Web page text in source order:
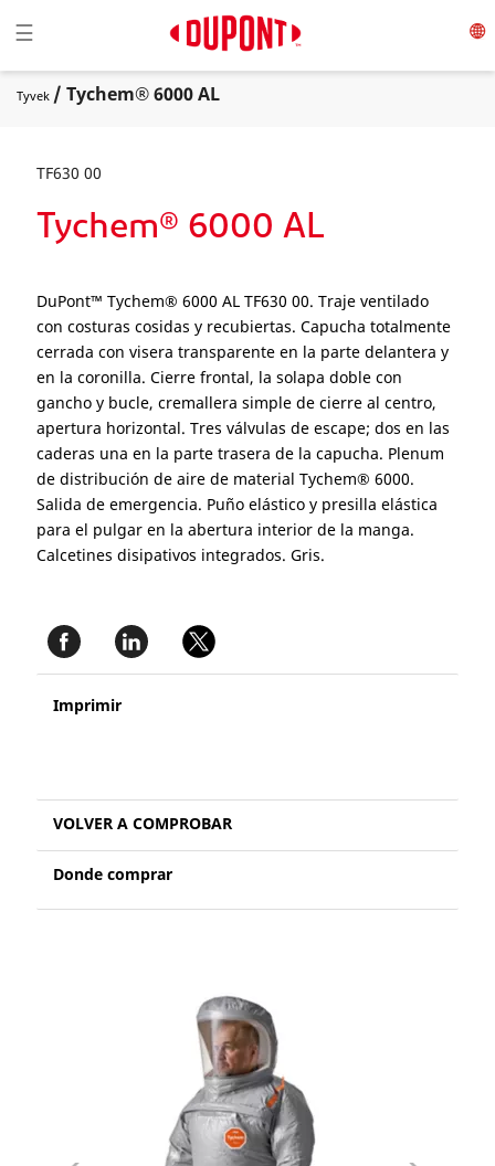
Toggle navigation
☰
Tyvek / Tychem® 6000 AL
TF630 00
Tychem® 6000 AL
DuPont™ Tychem® 6000 AL TF630 00. Traje ventilado
con costuras cosidas y recubiertas. Capucha totalmente
cerrada con visera transparente en la parte delantera y
en la coronilla. Cierre frontal, la solapa doble con
gancho y bucle, cremallera simple de cierre al centro,
apertura horizontal. Tres válvulas de escape; dos en las
caderas una en la parte trasera de la capucha. Plenum
de distribución de aire de material Tychem® 6000.
Salida de emergencia. Puño elástico y presilla elástica
para el pulgar en la abertura interior de la manga.
Calcetines disipativos integrados. Gris.
Imprimir
VOLVER A COMPROBAR
Donde comprar